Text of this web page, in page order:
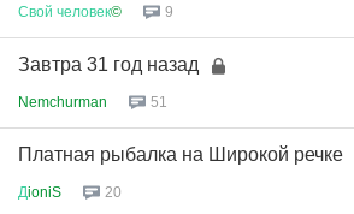
Свой человек© 9
Завтра 31 год назад
Nemchurman 51
Платная рыбалка на Широкой речке
ДioniS 20